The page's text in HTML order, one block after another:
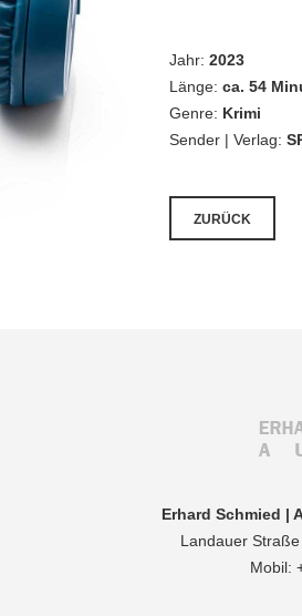
Jahr: 2023
Länge: ca. 54
Genre: Krimi
Sender | Verlag:
ZURÜCK
Erhard Schmied |
Landauer
Mobil: